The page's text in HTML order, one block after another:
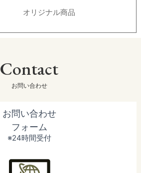
オリジナル商品
Contact
お問い合わせ
お問い合わせ
フォーム
※24時間受付